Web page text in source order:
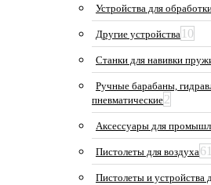
Устройства для
Другие устройства 10
Станки для навивки
Ручные барабаны,
пневматические2
Аксессуары для
Пистолеты для воздуха61
Пистолеты и устройства